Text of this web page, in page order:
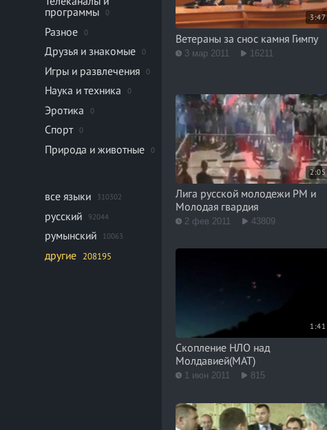
программы
0
Разное 0
Друзья и знакомые 0
Игры и развлечения 0
Наука и техника 0
Эротика 0
Спорт 0
Природа и животные 0
все языки 310302
русский 92044
румынский 10063
другие 208195
3:47
Ветераны за снос камня Гимпу
3 мар 2011 16211
2:05
Лига русской молодежи РМ и
Молодая гвардия
2 фев 2011 43809
1:41
Скопление НЛО над
Молдавией(МАТ)
1 июн 2011 815